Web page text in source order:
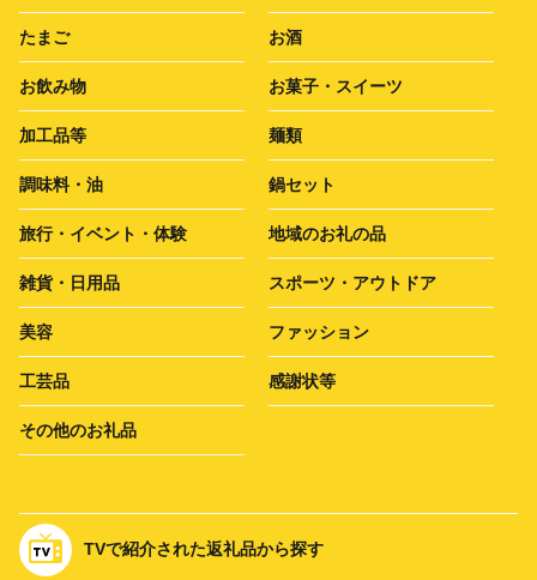
たまご お酒
お飲み物 お菓子・スイーツ
加工品等 麺類
調味料・油 鍋セット
旅行・イベント・体験 地域のお礼の品
雑貨・日用品 スポーツ・アウトドア
美容 ファッション
工芸品 感謝状等
その他のお礼品
TVで紹介された返礼品から探す